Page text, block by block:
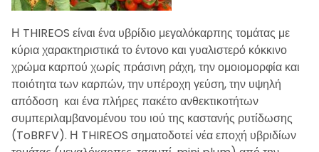
Η THIREOS είναι ένα υβρίδιο μεγαλόκαρπης τομάτας με
κύρια χαρακτηριστικά το έντονο και γυαλιστερό κόκκινο
χρώμα καρπού χωρίς πράσινη ράχη, την ομοιομορφία και
ποιότητα των καρπών, την υπέροχη γεύση, την υψηλή
απόδοση και ένα πλήρες πακέτο ανθεκτικοτήτων
συμπεριλαμβανομένου του ιού της καστανής ρυτίδωσης
(ToBRFV). Η THIREOS σηματοδοτεί νέα εποχή υβριδίων